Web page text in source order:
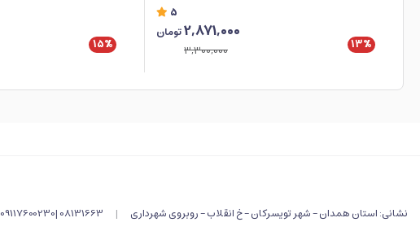
5
13%
2,871,000تومان
3,300,000
15%
نشانی: استان همدان - شهر تویسرکان - خ انقلاب - روبروی شهرداری |
08131663 |
09117600230